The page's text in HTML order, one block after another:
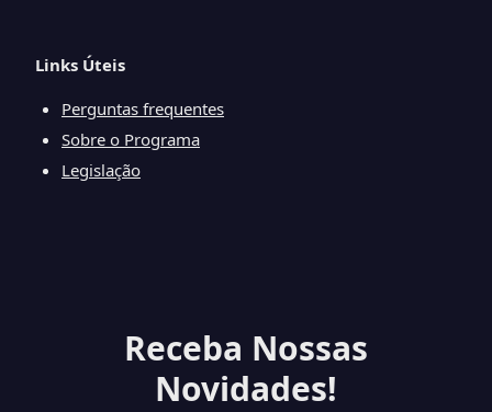
Links Úteis
Perguntas frequentes
Sobre o Programa
Legislação
Receba Nossas
Novidades!